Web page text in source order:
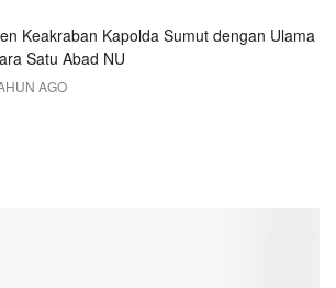
Keakraban Kapolda Sumut dengan Ulama
Satu Abad NU
AGO